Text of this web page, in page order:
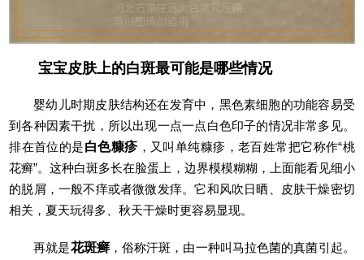
宝宝皮肤上的白斑最可能是哪些情况
婴幼儿时期皮肤结构还在发育中，黑色素细胞的功能容易受
到各种因素干扰，所以出现一点一点白色印子的情况非常多见。
排在首位的是白色糠疹，又叫单纯糠疹，老百姓常把它称作“桃
花癣”。这种白斑多长在脸蛋上，边界模模糊糊，上面能看见细小
的脱屑，一般不痒或者微微发痒。它和风吹日晒、皮肤干燥密切
相关，夏天玩得多、秋天干燥时更容易显现。
再就是花斑癣，俗称汗斑，由一种叫马拉色菌的真菌引起。